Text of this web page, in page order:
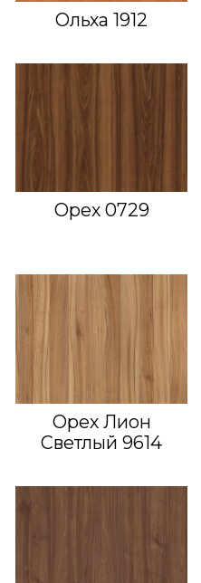
Ольха 1912
Орех 0729
Орех Лион
Светлый 9614